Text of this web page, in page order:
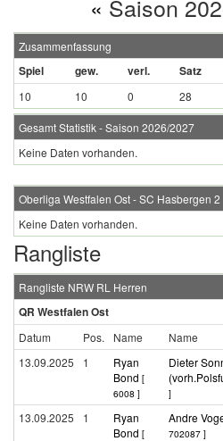
« Saison
Zusammenfassung
Spiel gew. verl. Satz
10 10 0 28
Gesamt Statistik - Saison 2026/2027
Keine Daten vorhanden.
Oberliga Westfalen Ost - SC Hasbergen 2
Keine Daten vorhanden.
Rangliste
Rangliste NRW RL Herren
QR Westfalen Ost
Datum Pos. Name Name
13.09.2025
1
Ryan
Bond [
6008 ]
Dieter
]
13.09.2025 1
Ryan
Bond [
Andre
702087 ]